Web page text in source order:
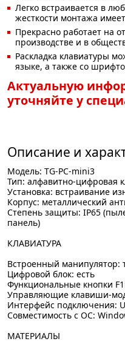
Легко встраивается в
жесткости монтажа
Прекрасно работает на
производстве и в
Раскладка клавиатуры
языке, а также со
Актуальную
уточняйте у
Описание и
Модель: TG-PC-mini3
Тип: алфавитно-цифровая
Установка: встраивание
Корпус: металлический
Степень защиты: IP65
панель)
КЛАВИАТУРА
Встроенный манипулятор:
Цифровой блок: есть
Функциональные кнопки
Управляющие клавиши-
Интерфейс подключения:
Совместимость с ОС:
МАТЕРИАЛЫ